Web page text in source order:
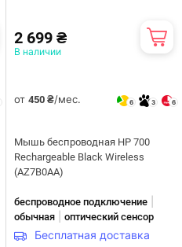
2 699 ₴
В наличии
от 450 ₴/мес. 6 3 6
Мышь беспроводная HP 700
Rechargeable Black Wireless
(AZ7B0AA)
беспроводное подключение
обычная оптический сенсор
Бесплатная доставка